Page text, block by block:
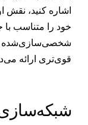
کنید، نقش او
را متناسب با
به‌طور
ارائه می‌دهد.